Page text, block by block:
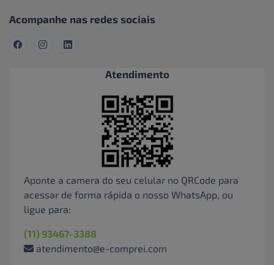
Acompanhe nas redes sociais
Atendimento
Aponte a camera do seu celular no QRCode para
acessar de forma rápida o nosso WhatsApp, ou
ligue para:
(11) 93467-3388
atendimento@e-comprei.com